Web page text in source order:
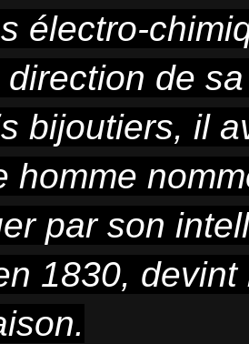
électro-
de
bijoutiers, il
homme
par son
1830,